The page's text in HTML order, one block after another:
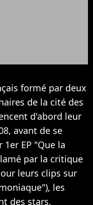
formé par deux
de la cité des
d'abord leur
avant de se
EP "Que la
par la critique
leurs clips sur
les
des stars,